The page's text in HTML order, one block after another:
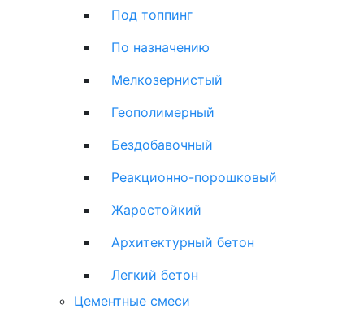
Под топпинг
По назначению
Мелкозернистый
Геополимерный
Бездобавочный
Реакционно-порошковый
Жаростойкий
Архитектурный бетон
Легкий бетон
Цементные смеси